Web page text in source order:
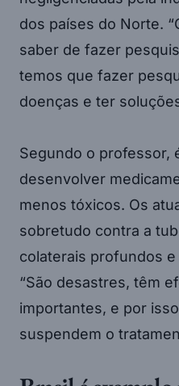
dos países do Norte.
saber de fazer
temos que fazer
doenças e ter
Segundo o professor,
desenvolver
menos tóxicos. Os
sobretudo contra a
colaterais profundos
“São desastres, têm
importantes, e por
suspendem o